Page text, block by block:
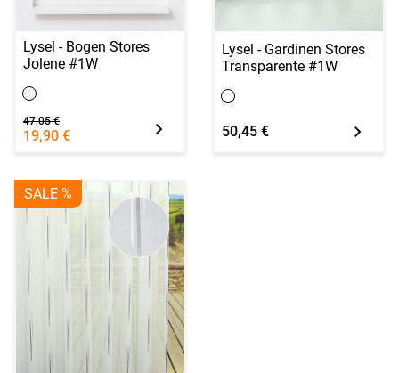
Lysel - Bogen Stores
Jolene #1W
47,05 €
19,90 €
Lysel - Gardinen Stores
Transparente #1W
50,45 €
SALE %